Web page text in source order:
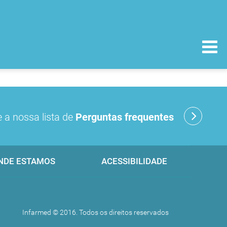
a nossa lista de Perguntas frequentes
ESTAMOS ACESSIBILIDADE
Infarmed © 2016. Todos os direitos reservados